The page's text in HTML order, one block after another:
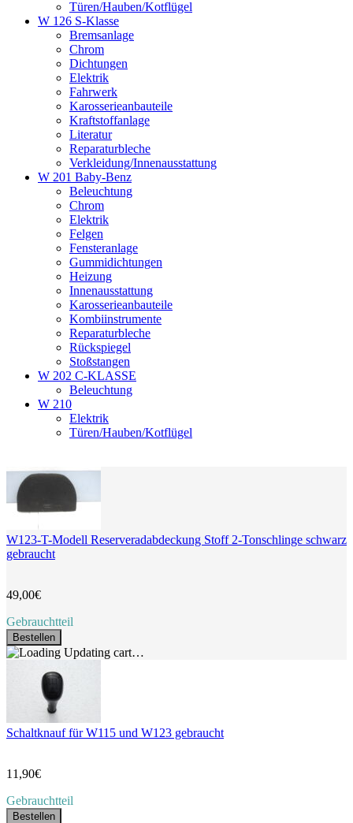
Türen/Hauben/Kotflügel
W 126 S-Klasse
Bremsanlage
Chrom
Dichtungen
Elektrik
Fahrwerk
Karosserieanbauteile
Kraftstoffanlage
Literatur
Reparaturbleche
Verkleidung/Innenausstattung
W 201 Baby-Benz
Beleuchtung
Chrom
Elektrik
Felgen
Fensteranlage
Gummidichtungen
Heizung
Innenausstattung
Karosserieanbauteile
Kombiinstrumente
Reparaturbleche
Rückspiegel
Stoßstangen
W 202 C-KLASSE
Beleuchtung
W 210
Elektrik
Türen/Hauben/Kotflügel
W123-T-Modell Reserveradabdeckung Stoff 2-Tonschlinge schwarz
gebraucht
49,00€
Gebrauchtteil
Bestellen
Updating cart…
Schaltknauf für W115 und W123 gebraucht
11,90€
Gebrauchtteil
Bestellen